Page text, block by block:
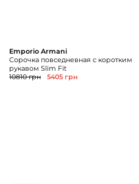
Emporio Armani
Сорочка повседневная с коротким
рукавом Slim Fit
10810 грн
5405 грн